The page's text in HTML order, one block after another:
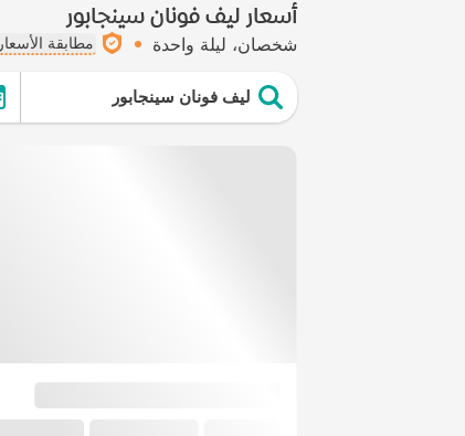
أسعار ليف فونان سينجابور
شخصان ليلة واحدة مطابقة الأسعار
ليف فونان سينجابور